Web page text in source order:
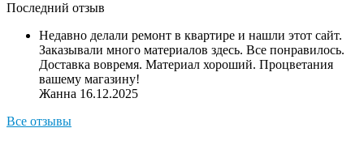
Последний отзыв
Недавно делали ремонт в квартире и нашли этот сайт.
Заказывали много материалов здесь. Все понравилось.
Доставка вовремя. Материал хороший. Процветания
вашему магазину!
Жанна 16.12.2025
Все отзывы